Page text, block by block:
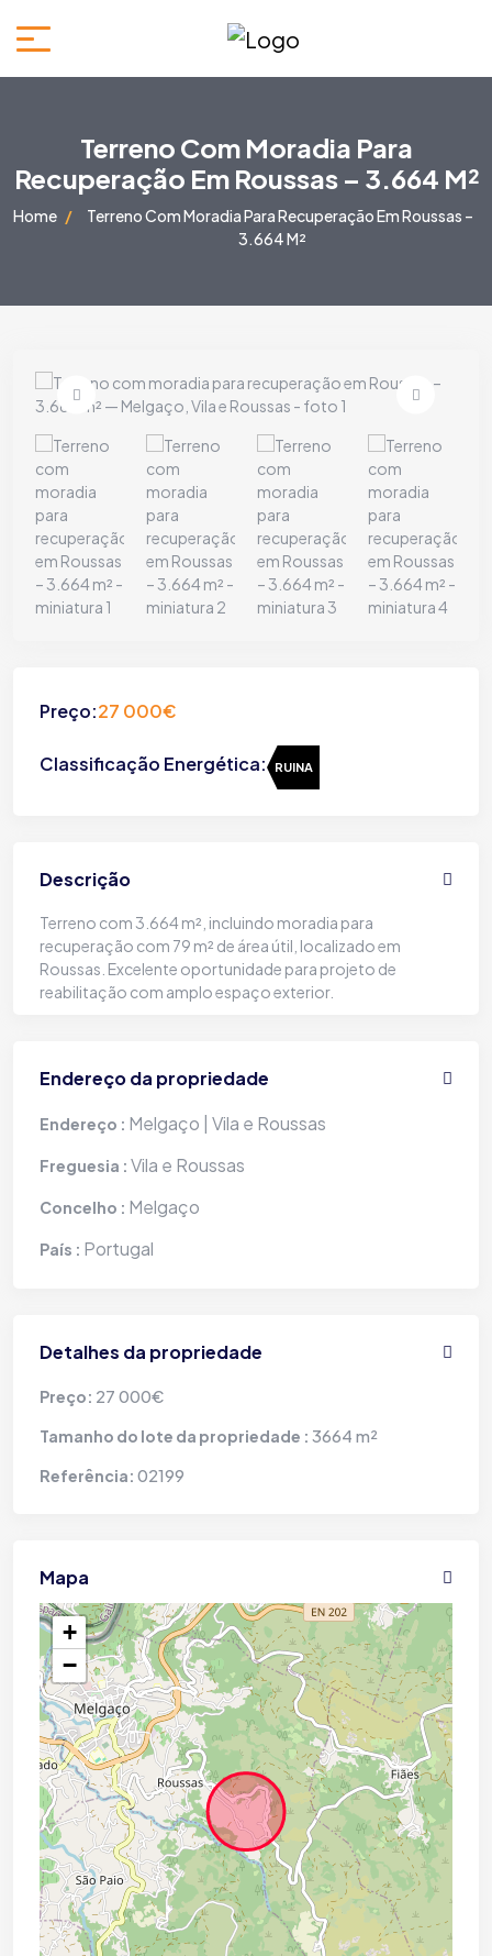
Terreno Com Moradia Para
Recuperação Em Roussas – 3.664 M²
Home
Terreno Com Moradia Para Recuperação Em Roussas –
3.664 M²
Preço:27 000€
Classificação Energética: RUINA
Descrição
Terreno com 3.664 m², incluindo moradia para
recuperação com 79 m² de área útil, localizado em
Roussas. Excelente oportunidade para projeto de
reabilitação com amplo espaço exterior.
Endereço da propriedade
Endereço : Melgaço | Vila e Roussas
Freguesia : Vila e Roussas
Concelho : Melgaço
País : Portugal
Detalhes da propriedade
Preço: 27 000€
Tamanho do lote da propriedade : 3664 m²
Referência: 02199
Mapa
+
−